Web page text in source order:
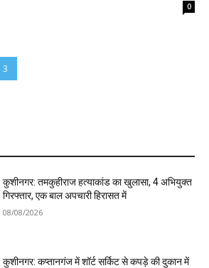
0
3
कुशीनगर: तमकुहीराज हत्याकांड का खुलासा, 4 अभियुक्त
गिरफ्तार, एक बाल अपचारी हिरासत में
08/08/2026
कुशीनगर: कप्तानगंज में शॉर्ट सर्किट से कपड़े की दुकान में